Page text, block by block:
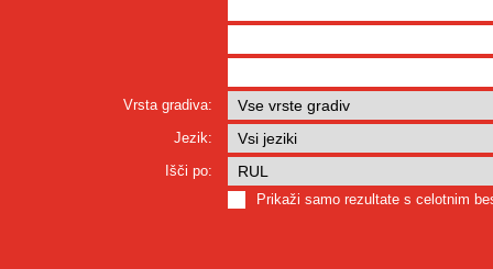
Vrsta gradiva:
Jezik:
Išči po:
Prikaži samo rezultate s celotnim